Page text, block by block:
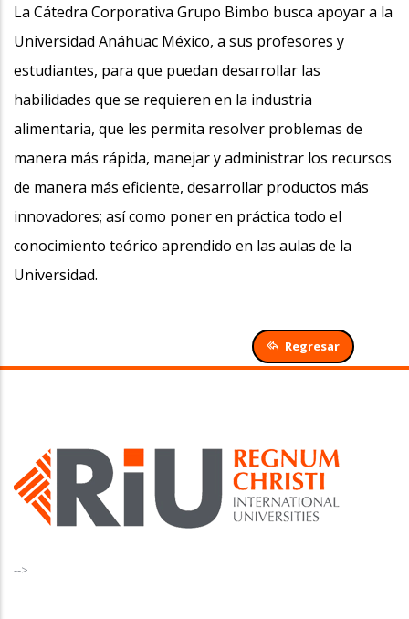
La Cátedra Corporativa Grupo Bimbo busca apoyar a la
Universidad Anáhuac México, a sus profesores y
estudiantes, para que puedan desarrollar las
habilidades que se requieren en la industria
alimentaria, que les permita resolver problemas de
manera más rápida, manejar y administrar los recursos
de manera más eficiente, desarrollar productos más
innovadores; así como poner en práctica todo el
conocimiento teórico aprendido en las aulas de la
Universidad.
Regresar
-->